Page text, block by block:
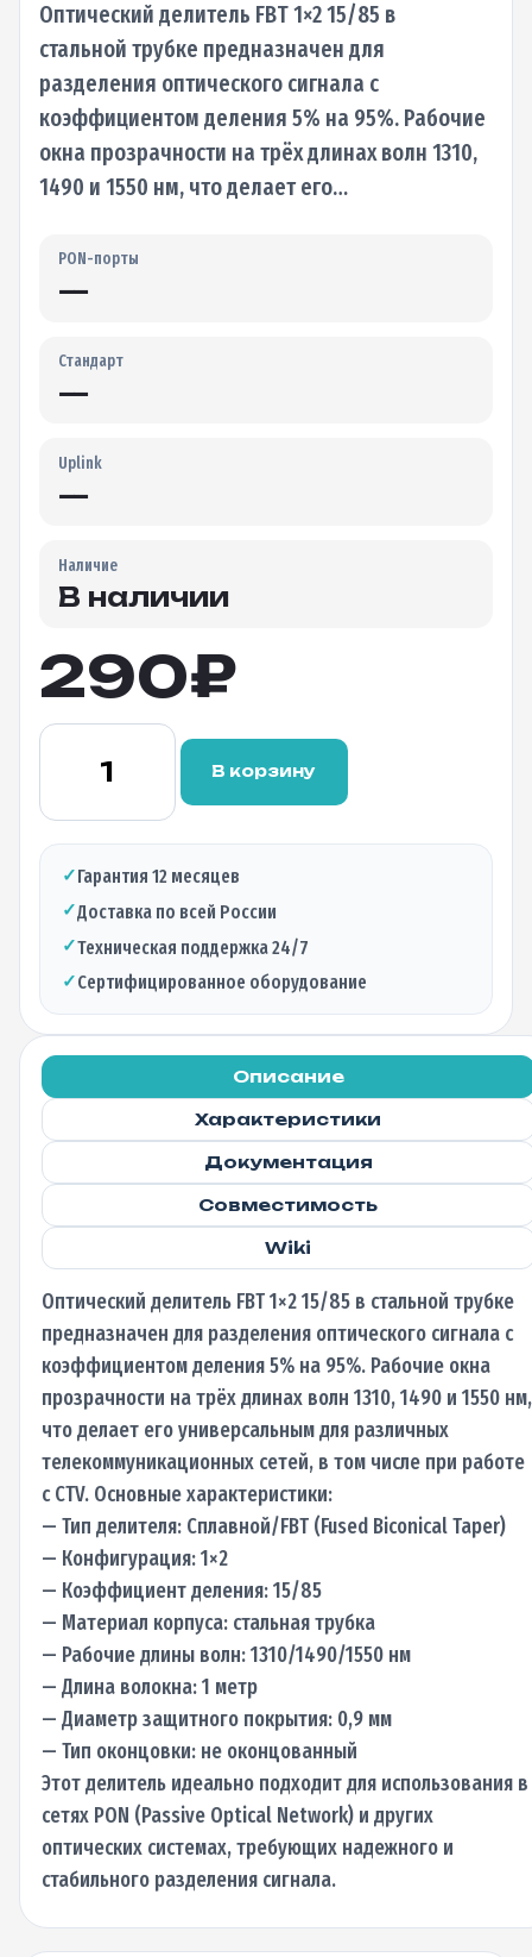
Оптический делитель FBT 1×2 15/85 в
стальной трубке предназначен для
разделения оптического сигнала с
коэффициентом деления 5% на 95%. Рабочие
окна прозрачности на трёх длинах волн 1310,
1490 и 1550 нм, что делает его…
PON-порты
—
Стандарт
—
Uplink
—
Наличие
В наличии
290₽
Количество
Оптический
делитель
FBT
стальная
трубка,
1310/1490/1550
нм,
9/125
0,9
мм
не
оконцованный
В корзину
✓Гарантия 12 месяцев
✓Доставка по всей России
✓Техническая поддержка 24/7
✓Сертифицированное оборудование
Описание
Характеристики
Документация
Совместимость
Wiki
Оптический делитель FBT 1×2 15/85 в стальной трубке
предназначен для разделения оптического сигнала с
коэффициентом деления 5% на 95%. Рабочие окна
прозрачности на трёх длинах волн 1310, 1490 и 1550 нм,
что делает его универсальным для различных
телекоммуникационных сетей, в том числе при работе
с CTV. Основные характеристики:
— Тип делителя: Сплавной/FBT (Fused Biconical Taper)
— Конфигурация: 1×2
— Коэффициент деления: 15/85
— Материал корпуса: стальная трубка
— Рабочие длины волн: 1310/1490/1550 нм
— Длина волокна: 1 метр
— Диаметр защитного покрытия: 0,9 мм
— Тип оконцовки: не оконцованный
Этот делитель идеально подходит для использования в
сетях PON (Passive Optical Network) и других
оптических системах, требующих надежного и
стабильного разделения сигнала.